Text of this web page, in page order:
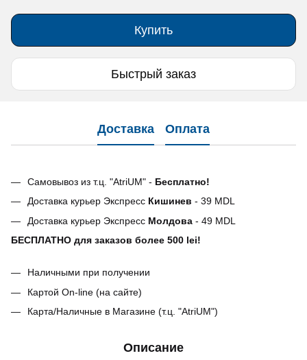
Купить
Быстрый заказ
Доставка Оплата
Самовывоз из т.ц. "AtriUM" - Бесплатно!
Доставка курьер Экспресс Кишинев - 39 MDL
Доставка курьер Экспресс Молдова - 49 MDL
БЕСПЛАТНО для заказов более 500 lei!
Наличными при получении
Картой On-line (на сайте)
Карта/Наличные в Магазине (т.ц. "AtriUM")
Описание